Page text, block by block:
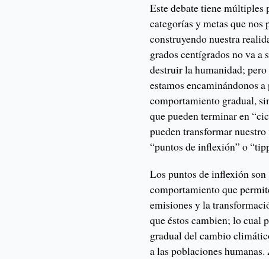
Este debate tiene múltiples
categorías y metas que
construyendo nuestra
grados centígrados no va
destruir la humanidad;
estamos encaminándonos
comportamiento gradual,
que pueden terminar en
pueden transformar
“puntos de inflexión” o
Los puntos de inflexión
comportamiento que
emisiones y la
que éstos cambien; lo cual
gradual del cambio
a las poblaciones